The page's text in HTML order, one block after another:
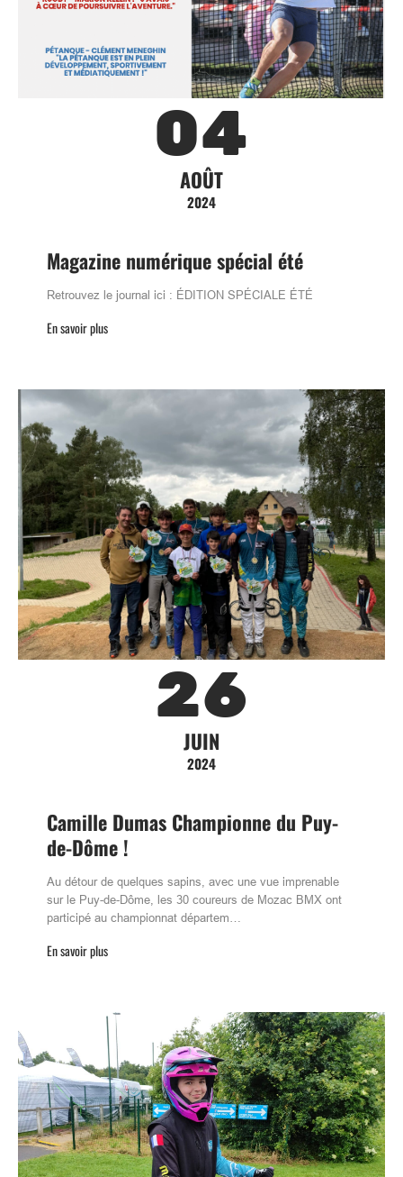
04
AOÛT
2024
Magazine numérique spécial été
Retrouvez le journal ici : ÉDITION SPÉCIALE ÉTÉ
En savoir plus
26
JUIN
2024
Camille Dumas Championne du Puy-
de-Dôme !
Au détour de quelques sapins, avec une vue imprenable
sur le Puy-de-Dôme, les 30 coureurs de Mozac BMX ont
participé au championnat départem…
En savoir plus